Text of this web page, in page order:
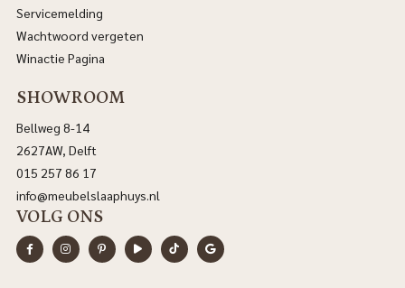
Servicemelding
Wachtwoord vergeten
Winactie Pagina
SHOWROOM
Bellweg 8-14
2627AW, Delft
015 257 86 17
info@meubelslaaphuys.nl
VOLG ONS